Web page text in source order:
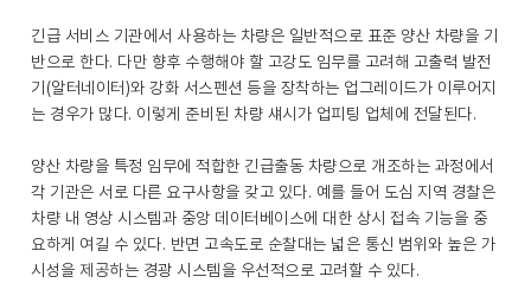
긴급 서비스 기관에서 사용하는 차량은 일반적으로 표준 양산 차량을 기
반으로 한다. 다만 향후 수행해야 할 고강도 임무를 고려해 고출력 발전
기(알터네이터)와 강화 서스펜션 등을 장착하는 업그레이드가 이루어지
는 경우가 많다. 이렇게 준비된 차량 섀시가 업피팅 업체에 전달된다.
양산 차량을 특정 임무에 적합한 긴급출동 차량으로 개조하는 과정에서
각 기관은 서로 다른 요구사항을 갖고 있다. 예를 들어 도심 지역 경찰은
차량 내 영상 시스템과 중앙 데이터베이스에 대한 상시 접속 기능을 중
요하게 여길 수 있다. 반면 고속도로 순찰대는 넓은 통신 범위와 높은 가
시성을 제공하는 경광 시스템을 우선적으로 고려할 수 있다.